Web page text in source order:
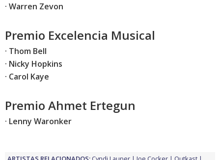
· Warren Zevon
Premio Excelencia Musical
· Thom Bell
· Nicky Hopkins
· Carol Kaye
Premio Ahmet Ertegun
· Lenny Waronker